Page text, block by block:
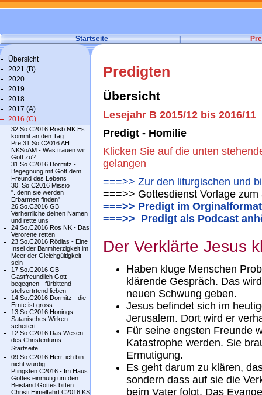
Startseite |
Übersicht
2021 (B)
2020
2019
2018
2017 (A)
2016 (C)
32.So.C2016 Rosb NK Es
kommt an den Tag
Pre 31.So.C2016 AH
NKSoAM - Was trauen wir
Gott zu?
31.So.C2016 Dormitz -
Begegnung mit Gott dem
Freund des Lebens
30. So.C2016 Missio
"..denn sie werden
Erbarmen finden"
26.So.C2016 GB
Verherrliche deinen Namen
und rette uns
24.So.C2016 Ros NK - Das
Verorene retten
23.So.C2016 Rödlas - Eine
Insel der Barmherzigkeit im
Meer der Gleichgültigkeit
sein
17.So.C2016 GB
Gastfreundlich Gott
begegnen - fürbittend
stellvertrtend lieben
14.So.C2016 Dormitz - die
Ernte ist gross
13.So.C2016 Honings -
Satanisches Wirken
scheitert
12.So.C2016 Das Wesen
des Christentums
Startseite
09.So.C2016 Herr, ich bin
nicht würdig
Pfingsten C2016 - Im Haus
Gottes einmütig um den
Beistand Gottes bitten
Christi Himelfahrt C2016 KS
Predigten
Übersicht
Lesejahr B 2015/12 bis 2016/11
Predigt - Homilie
Klicken Sie auf die unten
gelangen
===>> Zur den liturgischen und
===>> Gottesdienst Vorlage
===>> Predigt im
===>> Predigt als Podcast
Der Verklärte Jesus
Haben kluge Menschen
klärende Gespräch. Das
neuen Schwung geben.
Jesus befindet sich im
Jerusalem. Dort wird er
Für seine engsten Freunde
Katastrophe werden. Sie
Ermutigung.
Es geht darum zu klären,
sondern dass auf sie die
beim Vater folgt. Das